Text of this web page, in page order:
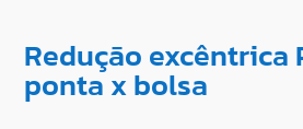
Redução excêntrica
ponta x bolsa